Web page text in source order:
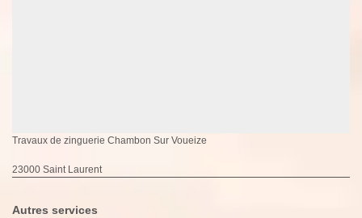
Travaux de zinguerie Chambon Sur Voueize
23000 Saint Laurent
Autres services